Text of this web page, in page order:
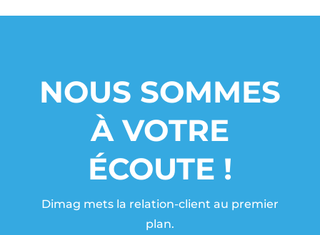
NOUS SOMMES
À VOTRE
ÉCOUTE !
Dimag mets la relation-client au premier
plan.